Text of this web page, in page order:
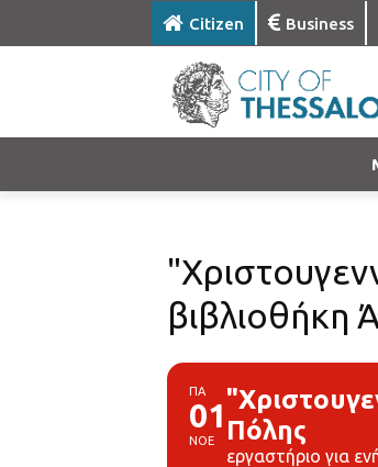
Citizen Business
βιβλιοθήκη
ΠΑ
01
ΝΟΕ
Πόλης
εργαστήριο για